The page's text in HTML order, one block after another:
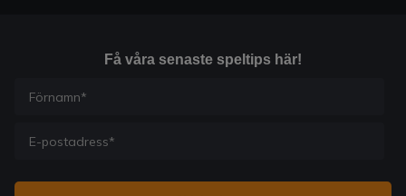
Få våra senaste speltips här!